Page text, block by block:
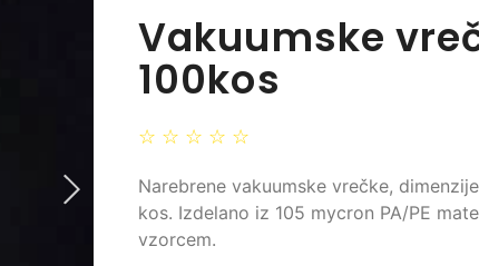
Vakuumske
100kos
☆ ☆ ☆ ☆ ☆
Narebrene vakuumske vrečke,
kos. Izdelano iz 105 mycron PA/PE
vzorcem.